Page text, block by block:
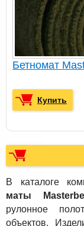
Бетномат
Купить
В каталоге
маты
рулонное
объектов.